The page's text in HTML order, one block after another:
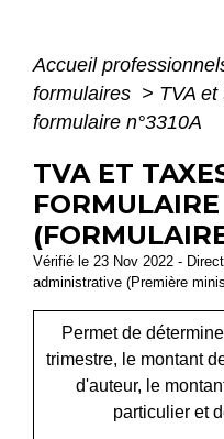
Accueil
formulaires > TVA
formulaire n°3310A
TVA ET
Vérifié le 23 Nov 2022 -
administrative (Première
Permet de
trimestre, le montant
d'auteur, le
particulier et